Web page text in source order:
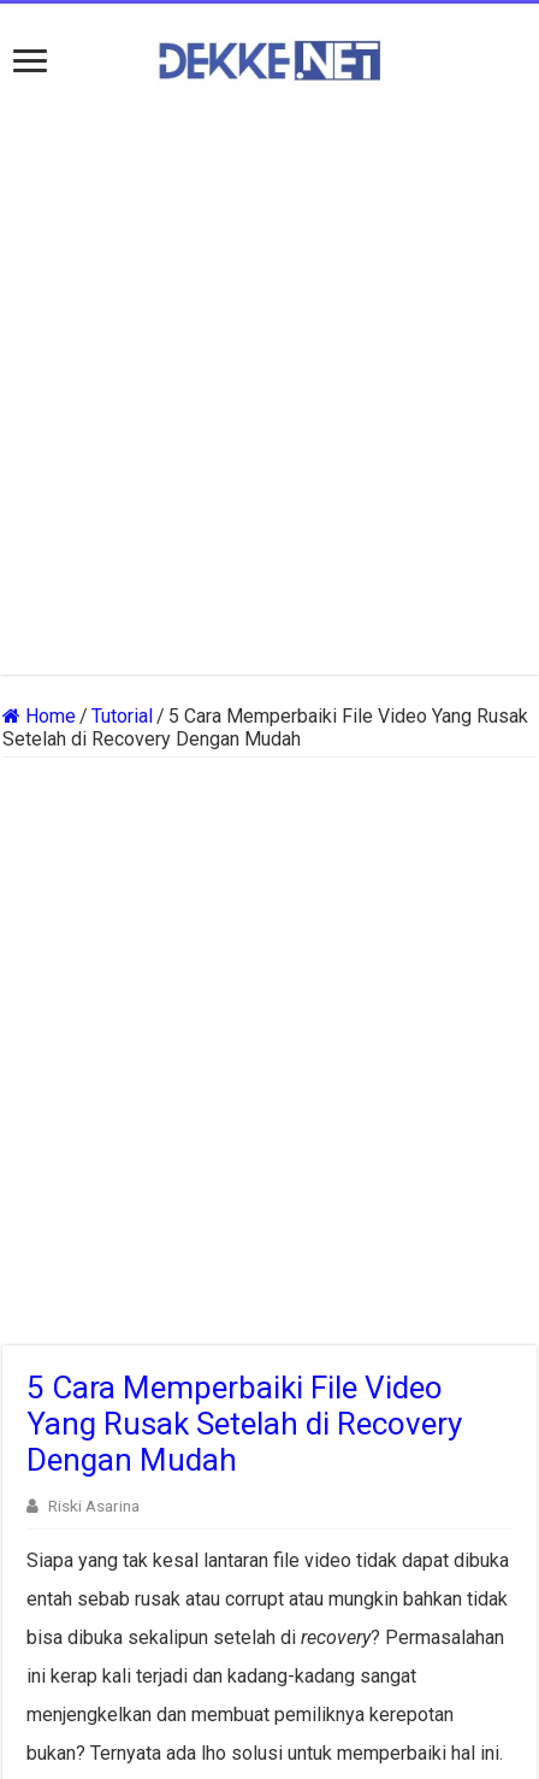
Home/ Tutorial/ 5 Cara Memperbaiki File Video Yang Rusak
Setelah di Recovery Dengan Mudah
5 Cara Memperbaiki File Video
Yang Rusak Setelah di Recovery
Dengan Mudah
Riski Asarina
Siapa yang tak kesal lantaran file video tidak dapat dibuka
entah sebab rusak atau corrupt atau mungkin bahkan tidak
bisa dibuka sekalipun setelah direcovery? Permasalahan
ini kerap kali terjadi dan kadang-kadang sangat
menjengkelkan dan membuat pemiliknya kerepotan
bukan? Ternyata ada lho solusi untuk memperbaiki hal ini.